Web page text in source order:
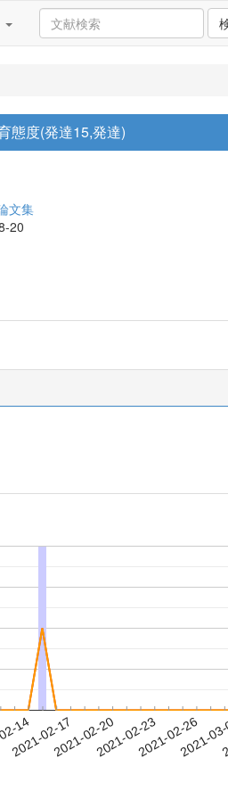
態度(発達15,発達)
文集
20
14
2021-02-172021-02-202021-02-232021-02-26
2021-